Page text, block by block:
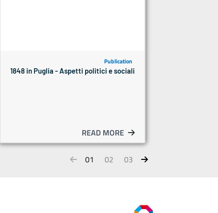
Publication
1848 in Puglia - Aspetti politici e sociali
READ MORE
01 02 03